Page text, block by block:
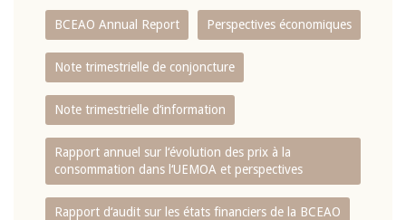
BCEAO Annual Report Perspectives économiques
Note trimestrielle de conjoncture
Note trimestrielle d‘information
Rapport annuel sur l‘évolution des prix à la
consommation dans l‘UEMOA et perspectives
Rapport d‘audit sur les états financiers de la BCEAO